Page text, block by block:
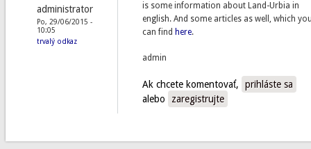
administrator
Po, 29/06/2015 -
10:05
trvalý odkaz
is some information about Land-Urbia in
english. And some articles as well, which
can find here.
admin
Ak chcete komentovať,
prihláste sa
alebo
zaregistrujte